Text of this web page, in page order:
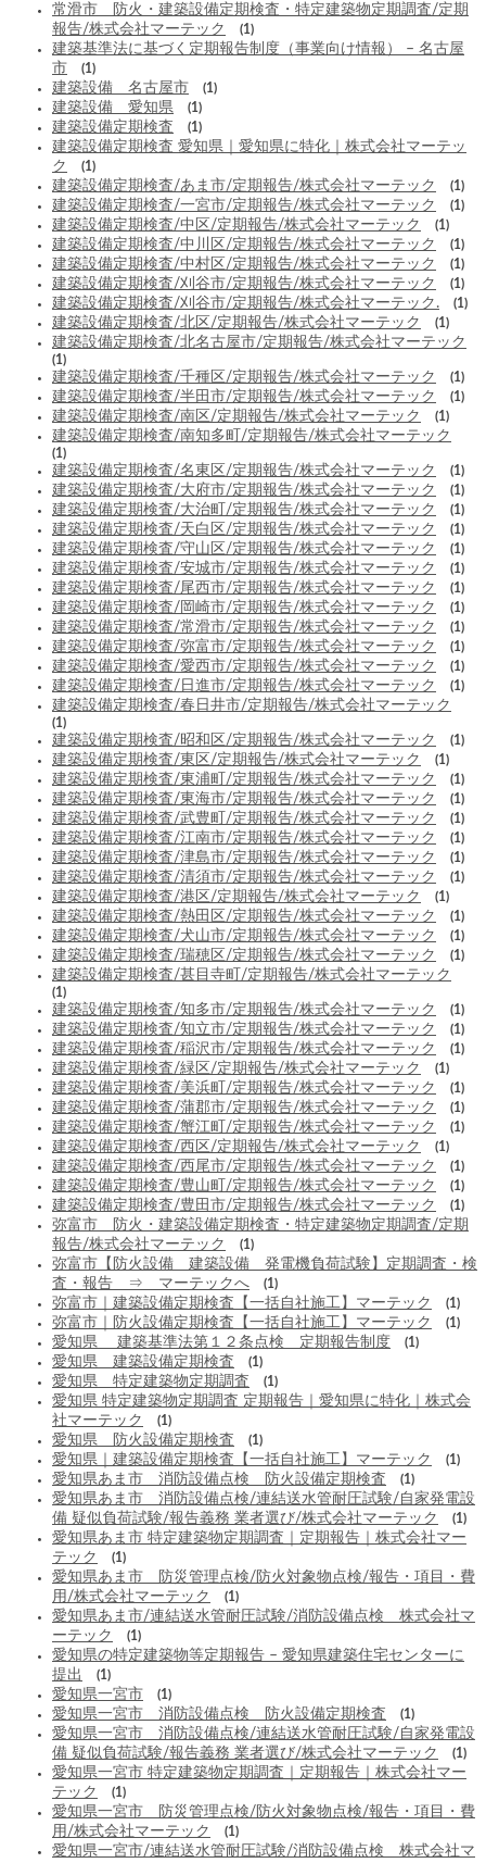
常滑市 防火・建築設備定期検査・特定建築物定期調査/定期
報告/株式会社マーテック
(1)
建築基準法に基づく定期報告制度（事業向け情報） – 名古屋
市
(1)
建築設備 名古屋市 (1)
建築設備 愛知県 (1)
建築設備定期検査 (1)
建築設備定期検査 愛知県｜愛知県に特化｜株式会社マーテッ
ク
(1)
建築設備定期検査/あま市/定期報告/株式会社マーテック (1)
建築設備定期検査/一宮市/定期報告/株式会社マーテック (1)
建築設備定期検査/中区/定期報告/株式会社マーテック (1)
建築設備定期検査/中川区/定期報告/株式会社マーテック (1)
建築設備定期検査/中村区/定期報告/株式会社マーテック (1)
建築設備定期検査/刈谷市/定期報告/株式会社マーテック (1)
建築設備定期検査/刈谷市/定期報告/株式会社マーテック. (1)
建築設備定期検査/北区/定期報告/株式会社マーテック (1)
建築設備定期検査/北名古屋市/定期報告/株式会社マーテック
(1)
建築設備定期検査/千種区/定期報告/株式会社マーテック (1)
建築設備定期検査/半田市/定期報告/株式会社マーテック (1)
建築設備定期検査/南区/定期報告/株式会社マーテック (1)
建築設備定期検査/南知多町/定期報告/株式会社マーテック
(1)
建築設備定期検査/名東区/定期報告/株式会社マーテック (1)
建築設備定期検査/大府市/定期報告/株式会社マーテック (1)
建築設備定期検査/大治町/定期報告/株式会社マーテック (1)
建築設備定期検査/天白区/定期報告/株式会社マーテック (1)
建築設備定期検査/守山区/定期報告/株式会社マーテック (1)
建築設備定期検査/安城市/定期報告/株式会社マーテック (1)
建築設備定期検査/尾西市/定期報告/株式会社マーテック (1)
建築設備定期検査/岡崎市/定期報告/株式会社マーテック (1)
建築設備定期検査/常滑市/定期報告/株式会社マーテック (1)
建築設備定期検査/弥富市/定期報告/株式会社マーテック (1)
建築設備定期検査/愛西市/定期報告/株式会社マーテック (1)
建築設備定期検査/日進市/定期報告/株式会社マーテック (1)
建築設備定期検査/春日井市/定期報告/株式会社マーテック
(1)
建築設備定期検査/昭和区/定期報告/株式会社マーテック (1)
建築設備定期検査/東区/定期報告/株式会社マーテック (1)
建築設備定期検査/東浦町/定期報告/株式会社マーテック (1)
建築設備定期検査/東海市/定期報告/株式会社マーテック (1)
建築設備定期検査/武豊町/定期報告/株式会社マーテック (1)
建築設備定期検査/江南市/定期報告/株式会社マーテック (1)
建築設備定期検査/津島市/定期報告/株式会社マーテック (1)
建築設備定期検査/清須市/定期報告/株式会社マーテック (1)
建築設備定期検査/港区/定期報告/株式会社マーテック (1)
建築設備定期検査/熱田区/定期報告/株式会社マーテック (1)
建築設備定期検査/犬山市/定期報告/株式会社マーテック (1)
建築設備定期検査/瑞穂区/定期報告/株式会社マーテック (1)
建築設備定期検査/甚目寺町/定期報告/株式会社マーテック
(1)
建築設備定期検査/知多市/定期報告/株式会社マーテック (1)
建築設備定期検査/知立市/定期報告/株式会社マーテック (1)
建築設備定期検査/稲沢市/定期報告/株式会社マーテック (1)
建築設備定期検査/緑区/定期報告/株式会社マーテック (1)
建築設備定期検査/美浜町/定期報告/株式会社マーテック (1)
建築設備定期検査/蒲郡市/定期報告/株式会社マーテック (1)
建築設備定期検査/蟹江町/定期報告/株式会社マーテック (1)
建築設備定期検査/西区/定期報告/株式会社マーテック (1)
建築設備定期検査/西尾市/定期報告/株式会社マーテック (1)
建築設備定期検査/豊山町/定期報告/株式会社マーテック (1)
建築設備定期検査/豊田市/定期報告/株式会社マーテック (1)
弥富市 防火・建築設備定期検査・特定建築物定期調査/定期
報告/株式会社マーテック
(1)
弥富市【防火設備 建築設備 発電機負荷試験】定期調査・検
査・報告 ⇒ マーテックへ
(1)
弥富市｜建築設備定期検査【一括自社施工】マーテック (1)
弥富市｜防火設備定期検査【一括自社施工】マーテック (1)
愛知県 建築基準法第１２条点検 定期報告制度 (1)
愛知県 建築設備定期検査 (1)
愛知県 特定建築物定期調査 (1)
愛知県 特定建築物定期調査 定期報告｜愛知県に特化｜株式会
社マーテック
(1)
愛知県 防火設備定期検査 (1)
愛知県｜建築設備定期検査【一括自社施工】マーテック (1)
愛知県あま市 消防設備点検 防火設備定期検査 (1)
愛知県あま市 消防設備点検/連結送水管耐圧試験/自家発電設
備 疑似負荷試験/報告義務 業者選び/株式会社マーテック
(1)
愛知県あま市 特定建築物定期調査｜定期報告｜株式会社マー
テック
(1)
愛知県あま市 防災管理点検/防火対象物点検/報告・項目・費
用/株式会社マーテック
(1)
愛知県あま市/連結送水管耐圧試験/消防設備点検 株式会社マ
ーテック
(1)
愛知県の特定建築物等定期報告 – 愛知県建築住宅センターに
提出
(1)
愛知県一宮市 (1)
愛知県一宮市 消防設備点検 防火設備定期検査 (1)
愛知県一宮市 消防設備点検/連結送水管耐圧試験/自家発電設
備 疑似負荷試験/報告義務 業者選び/株式会社マーテック
(1)
愛知県一宮市 特定建築物定期調査｜定期報告｜株式会社マー
テック
(1)
愛知県一宮市 防災管理点検/防火対象物点検/報告・項目・費
用/株式会社マーテック
(1)
愛知県一宮市/連結送水管耐圧試験/消防設備点検 株式会社マ